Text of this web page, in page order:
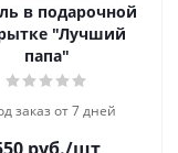
в подарочной
"Лучший
папа"
заказ от 7 дней